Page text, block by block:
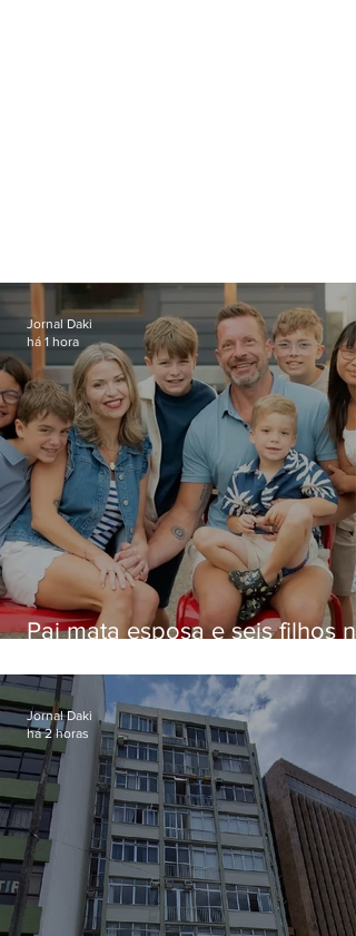
Pai mata esposa e seis filhos
Jornal Daki
há 1 hora
Jornal Daki
há 2 horas